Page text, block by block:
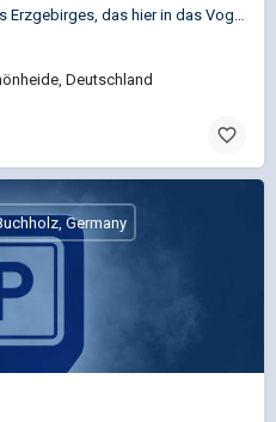
LageAm westlichen Ausläufer des Erzgebirges, das hier in das Vogtland übergeht, liegt das Flair- Hotel …
Deutschland
Germany